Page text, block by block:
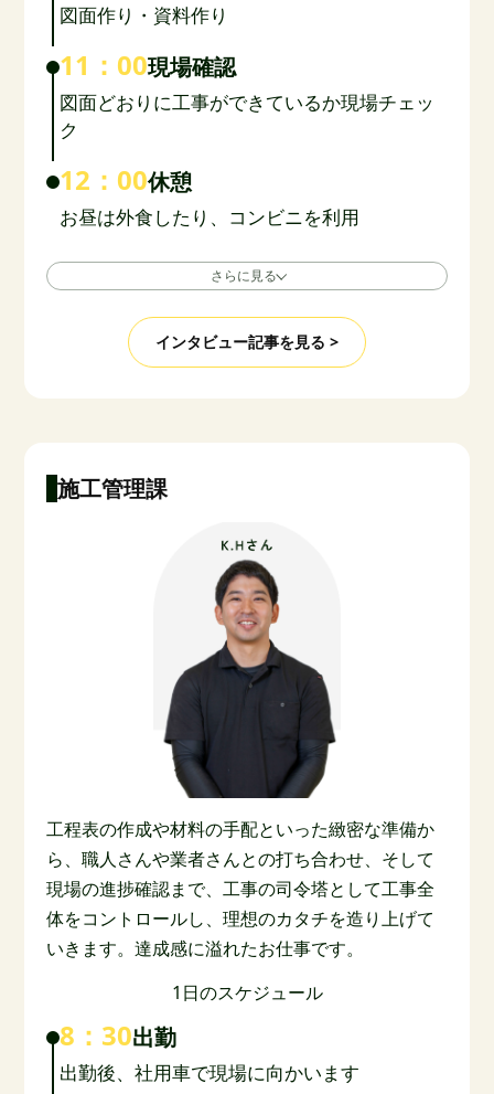
図面作り・資料作り
11：00現場確認
図面どおりに工事ができているか現場チェッ
ク
12：00休憩
お昼は外食したり、コンビニを利用
さらに見る
インタビュー記事を見る >
施工管理課
工程表の作成や材料の手配といった緻密な準備か
ら、職人さんや業者さんとの打ち合わせ、そして
現場の進捗確認まで、工事の司令塔として工事全
体をコントロールし、理想のカタチを造り上げて
いきます。達成感に溢れたお仕事です。
1日のスケジュール
8：30出勤
出勤後、社用車で現場に向かいます